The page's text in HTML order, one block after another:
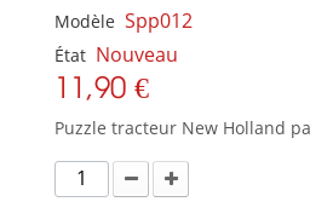
Modèle Spp012
État Nouveau
11,90 €
Puzzle tracteur New Holland